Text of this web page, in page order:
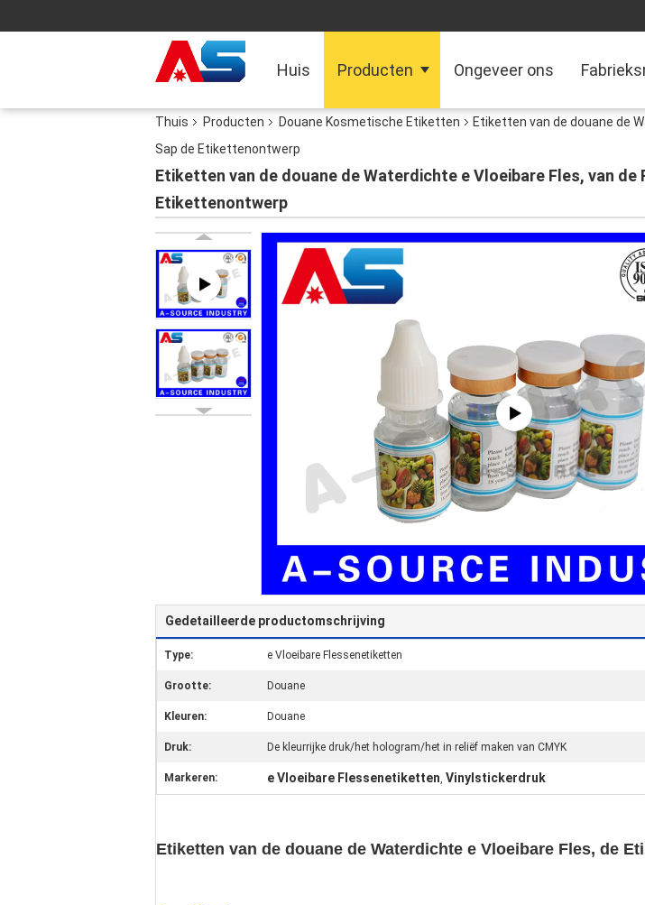
Huis Producten Ongeveer ons
Thuis Producten Douane Kosmetische Etiketten
Etiketten van de douane de
Sap de Etikettenontwerp
Etiketten van de douane de Waterdichte e Vloeibare Fles, van
Etikettenontwerp
Gedetailleerde productomschrijving
Type: e Vloeibare Flessenetiketten
Grootte: Douane
Kleuren: Douane
Druk: De kleurrijke druk/het hologram/het in reliëf maken van CMYK
Markeren: e Vloeibare Flessenetiketten, Vinylstickerdruk
Etiketten van de douane de Waterdichte e Vloeibare Fles, de